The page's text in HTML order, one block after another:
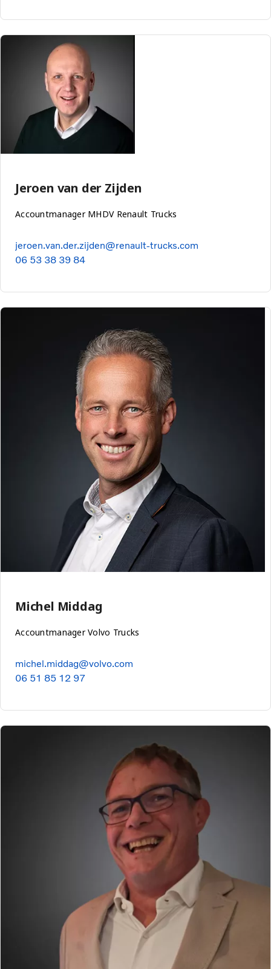
Jeroen van der Zijden
Accountmanager MHDV Renault Trucks
jeroen.van.der.zijden@renault-trucks.com
06 53 38 39 84
Michel Middag
Accountmanager Volvo Trucks
michel.middag@volvo.com
06 51 85 12 97